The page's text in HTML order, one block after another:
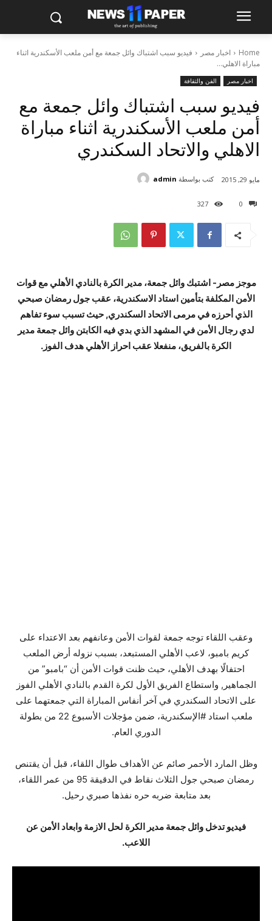
Home اخبار مصر
فيديو سبب اشتباك وائل جمعة مع أمن ملعب الأسكندرية اثناء
مباراة الاهلي...
اخبار مصر الفن والثقافة
فيديو سبب اشتباك وائل جمعة مع
أمن ملعب الأسكندرية اثناء مباراة
الاهلي والاتحاد السكندري
0
327
مايو 29, 2015 كتب بواسطة admin
موجز مصر- اشتبك وائل جمعة، مدير الكرة بالنادي الأهلي مع قوات
الأمن المكلفة بتأمين استاد الاسكندرية، عقب جول رمضان صبحي
الذي أحرزه في مرمى الاتحاد السكندري, حيث تسبب سوء تفاهم
لدي رجال الأمن في المشهد الذي بدي فيه الكابتن وائل جمعة مدير
الكرة بالفريق، منفعلا عقب احراز الأهلي هدف الفوز.
وعقب اللقاء توجه جمعة لقوات الأمن وعانفهم بعد الاعتداء على
كريم بامبو، لاعب الأهلي المستبعد، بسبب نزوله أرض الملعب
احتفالًا بهدف الأهلي، حيث ظنت قوات الأمن أن “بامبو” من
الجماهير, واستطاع الفريق الأول لكرة القدم بالنادي الأهلي الفوز
على الاتحاد السكندري في آخر أنفاس المباراة التي جمعتهما على
ملعب استاد #الإسكندرية، ضمن مؤجلات الأسبوع 22 من بطولة
الدوري العام.
وظل المارد الأحمر صائم عن الأهداف طوال اللقاء، قبل أن يقتنص
رمضان صبحي جول الثلاث نقاط في الدقيقة 95 من عمر اللقاء،
بعد متابعة ضربه حره نفذها صبري رحيل.
فيديو تدخل وائل جمعة مدير الكرة لحل الازمة وابعاد الأمن عن
اللاعب.